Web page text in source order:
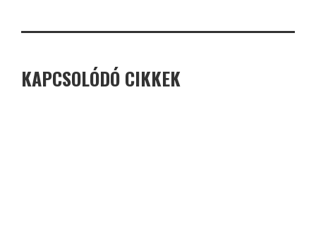
KAPCSOLÓDÓ CIKKEK